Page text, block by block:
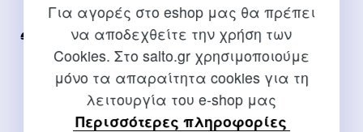
Για αγορές στο eshop μας θα πρέπει
να αποδεχθείτε την χρήση των
Cookies. Στο salto.gr χρησιμοποιούμε
μόνο τα απαραίτητα cookies για τη
λειτουργία του e-shop μας
Περισσότερες πληροφορίες
Internet
2310 267108
info@salto.gr
Αγγελάκη 21, Θεσσαλονίκη